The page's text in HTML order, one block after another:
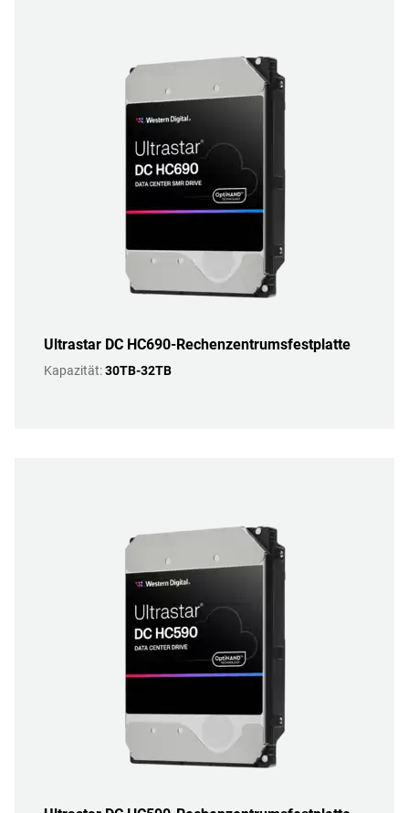
Ultrastar DC HC690-Rechenzentrumsfestplatte
Kapazität:30TB-32TB